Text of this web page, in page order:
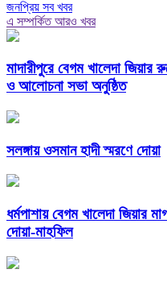
জনপ্রিয় সব খবর
এ সম্পর্কিত আরও খবর
মাদারীপুরে বেগম খালেদা
ও আলোচনা সভা অনুষ্ঠিত
সলঙ্গায় ওসমান হাদী স্মরণে দোয়া
ধর্মপাশায় বেগম খালেদা জিয়ার
দোয়া-মাহফিল